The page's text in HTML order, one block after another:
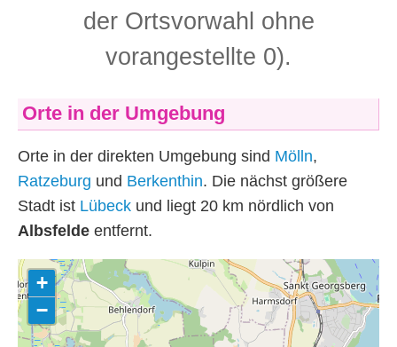
der Ortsvorwahl ohne
vorangestellte 0).
Orte in der Umgebung
Orte in der direkten Umgebung sind Mölln,
Ratzeburg und Berkenthin. Die nächst größere
Stadt ist Lübeck und liegt 20 km nördlich von
Albsfelde entfernt.